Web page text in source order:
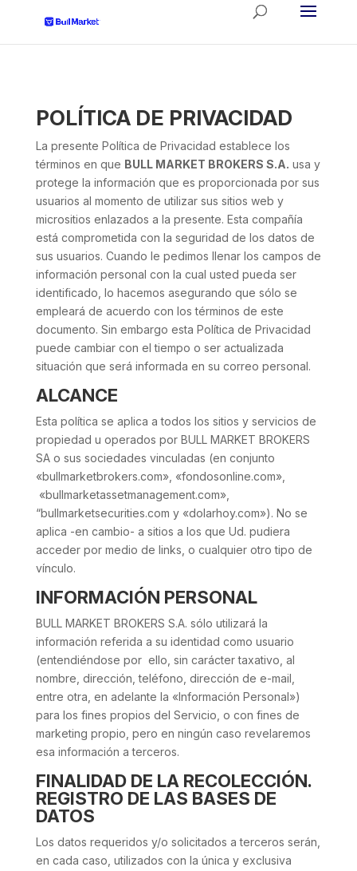
POLÍTICA DE PRIVACIDAD
La presente Política de Privacidad establece los
términos en que BULL MARKET BROKERS S.A. usa y
protege la información que es proporcionada por sus
usuarios al momento de utilizar sus sitios web y
micrositios enlazados a la presente. Esta compañía
está comprometida con la seguridad de los datos de
sus usuarios. Cuando le pedimos llenar los campos de
información personal con la cual usted pueda ser
identificado, lo hacemos asegurando que sólo se
empleará de acuerdo con los términos de este
documento. Sin embargo esta Política de Privacidad
puede cambiar con el tiempo o ser actualizada
situación que será informada en su correo personal.
ALCANCE
Esta política se aplica a todos los sitios y servicios de
propiedad u operados por BULL MARKET BROKERS
SA o sus sociedades vinculadas (en conjunto
«bullmarketbrokers.com», «fondosonline.com»,
«bullmarketassetmanagement.com»,
“bullmarketsecurities.com y «dolarhoy.com»). No se
aplica -en cambio- a sitios a los que Ud. pudiera
acceder por medio de links, o cualquier otro tipo de
vínculo.
INFORMACIÓN PERSONAL
BULL MARKET BROKERS S.A. sólo utilizará la
información referida a su identidad como usuario
(entendiéndose por ello, sin carácter taxativo, al
nombre, dirección, teléfono, dirección de e-mail,
entre otra, en adelante la «Información Personal»)
para los fines propios del Servicio, o con fines de
marketing propio, pero en ningún caso revelaremos
esa información a terceros.
FINALIDAD DE LA RECOLECCIÓN.
REGISTRO DE LAS BASES DE
DATOS
Los datos requeridos y/o solicitados a terceros serán,
en cada caso, utilizados con la única y exclusiva